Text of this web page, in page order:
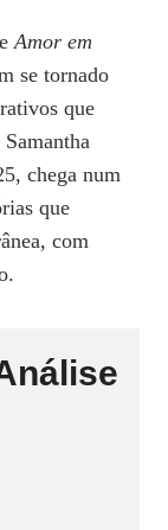
Amor em
se tornado
que
chega num
que
com